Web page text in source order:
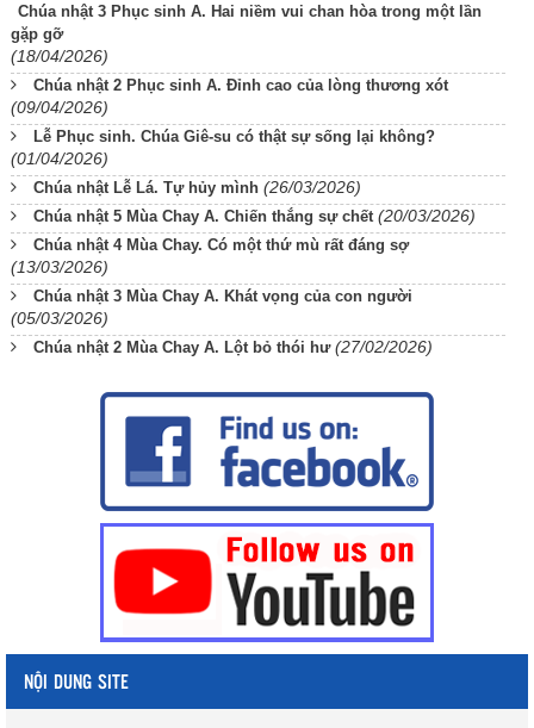
Chúa nhật 3 Phục sinh A. Hai niềm vui chan hòa trong một lần
gặp gỡ
(18/04/2026)
Chúa nhật 2 Phục sinh A. Đỉnh cao của lòng thương xót
(09/04/2026)
Lễ Phục sinh. Chúa Giê-su có thật sự sống lại không?
(01/04/2026)
Chúa nhật Lễ Lá. Tự hủy mình (26/03/2026)
Chúa nhật 5 Mùa Chay A. Chiến thắng sự chết (20/03/2026)
Chúa nhật 4 Mùa Chay. Có một thứ mù rất đáng sợ
(13/03/2026)
Chúa nhật 3 Mùa Chay A. Khát vọng của con người
(05/03/2026)
Chúa nhật 2 Mùa Chay A. Lột bỏ thói hư (27/02/2026)
NỘI DUNG SITE